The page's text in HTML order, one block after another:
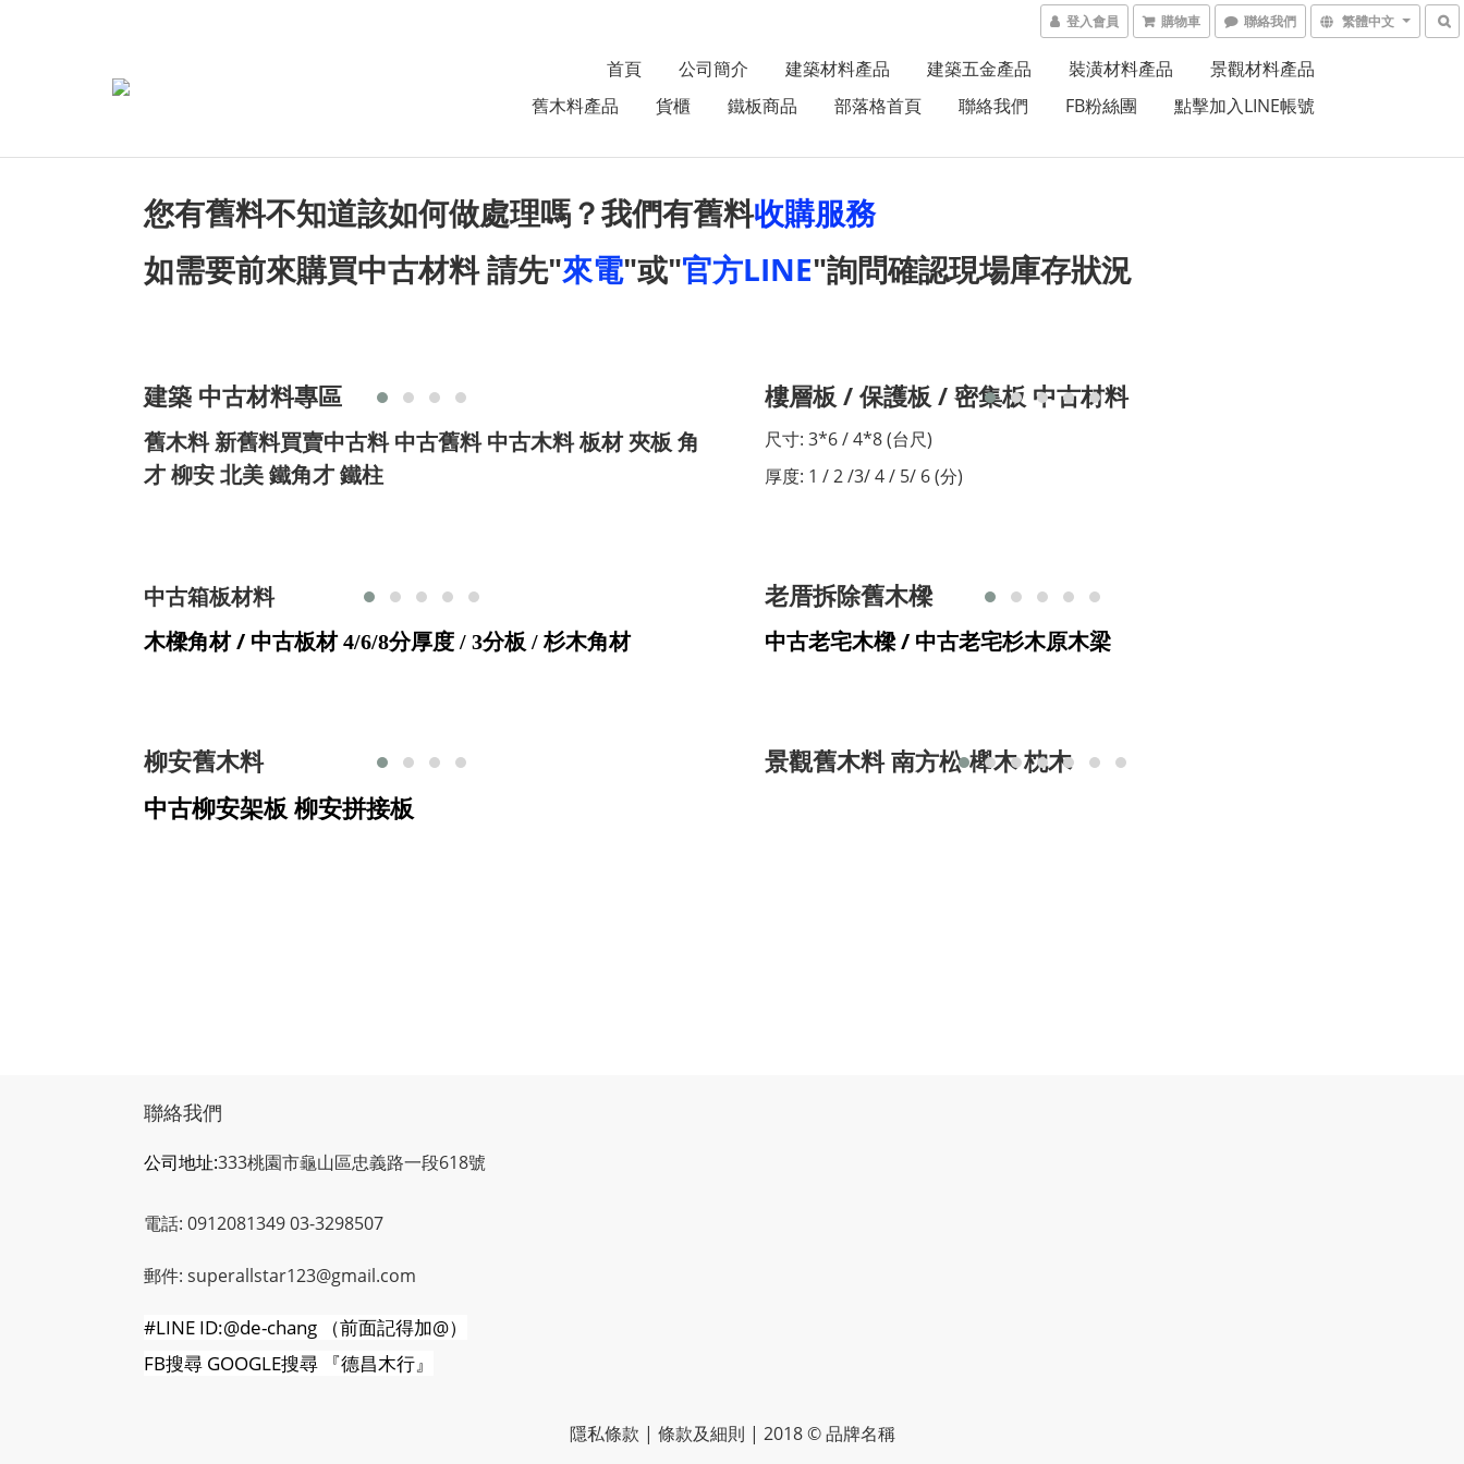
登入會員 購物車 聯絡我們 繁體中文
首頁 公司簡介 建築材料產品 建築五金產品 裝潢材料產品
景觀材料產品
舊木料產品
貨櫃 鐵板商品 部落格首頁 聯絡我們 FB粉絲團 點擊加入LINE帳號
您有舊料不知道該如何做處理嗎？我們有舊料收購服務
如需要前來購買中古材料 請先"來電"或"官方LINE"詢問確認現場庫存狀況
建築 中古材料專區
舊木料 新舊料買賣中古料 中古舊料 中古木料 板材 夾板 角
才 柳安 北美 鐵角才 鐵柱
樓層板 / 保護板 / 密集板 中古材料
尺寸: 3*6 / 4*8 (台尺)
厚度: 1 / 2 /3/ 4 / 5/ 6 (分)
中古箱板材料
木樑角材 / 中古板材 4/6/8分厚度 / 3分板 / 杉木角材
老厝拆除舊木樑
中古老宅木樑 / 中古老宅杉木原木梁
柳安舊木料
中古柳安架板 柳安拼接板
景觀舊木料 南方松 櫸木 枕木
聯絡我們
公司地址:333桃園市龜山區忠義路一段618號
電話: 0912081349 03-3298507
郵件: superallstar123@gmail.com
#LINE ID:@de-chang （前面記得加@）
FB搜尋 GOOGLE搜尋 『德昌木行』
隱私條款 | 條款及細則 | 2018 © 品牌名稱